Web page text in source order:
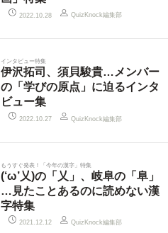
2022.10.28 QuizKnock編集部
インタビュー特集
伊沢拓司、須貝駿貴…メンバー
の「学びの原点」に迫るインタ
ビュー集
2022.10.27 QuizKnock編集部
もうすぐ発表！「今年の漢字」特集
(‘ω’乂)の「乂」、岐阜の「阜」
…見たことあるのに読めない漢
字特集
2021.12.12 QuizKnock編集部